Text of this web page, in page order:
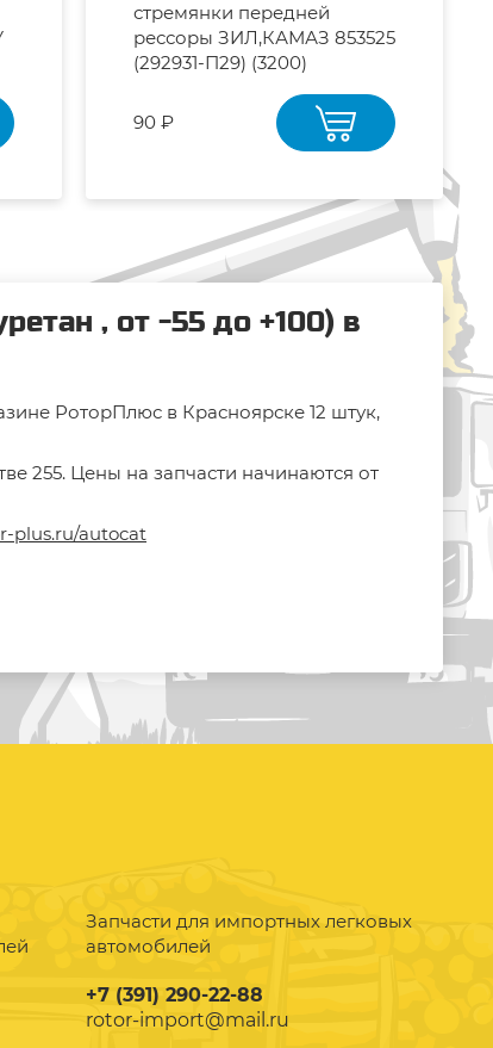
стремянки передней
рессоры ЗИЛ,КАМАЗ 853525
(292931-П29) (3200)
90 ₽
, от -55 до +100) в
РоторПлюс в Красноярске 12 штук,
255. Цены на запчасти начинаются от
plus.ru/autocat
Запчасти для импортных легковых
автомобилей
+7 (391) 290-22-88
rotor-import@mail.ru